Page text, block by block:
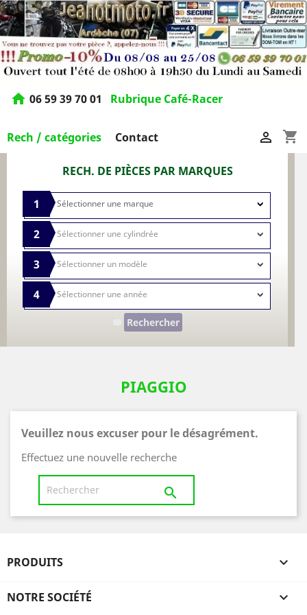
home 06 59 39 70 01 Rubrique Café-Racer
Rech / catégories Contact shopping_cart

RECH. DE PIÈCES PAR MARQUES
1
2
3
4
Rechercher
PIAGGIO
Veuillez nous excuser pour le désagrément.
Effectuez une nouvelle recherche

PRODUITS 
NOTRE SOCIÉTÉ 